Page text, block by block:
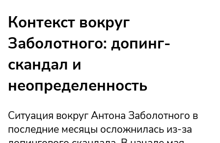
Контекст вокруг
Заболотного: допинг-
скандал и
неопределенность
Ситуация вокруг Антона Заболотного в
последние месяцы осложнилась из-за